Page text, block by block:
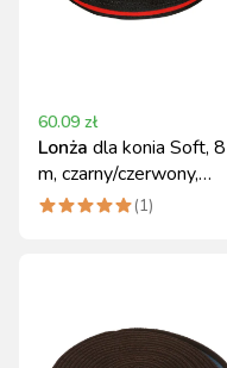
60.09 zł
Lonża dla konia Soft, 8
m, czarny/czerwony,
Covalliero
(1)